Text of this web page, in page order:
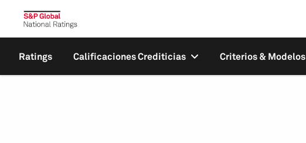
Ratings Calificaciones Crediticias Criterios & Modelos